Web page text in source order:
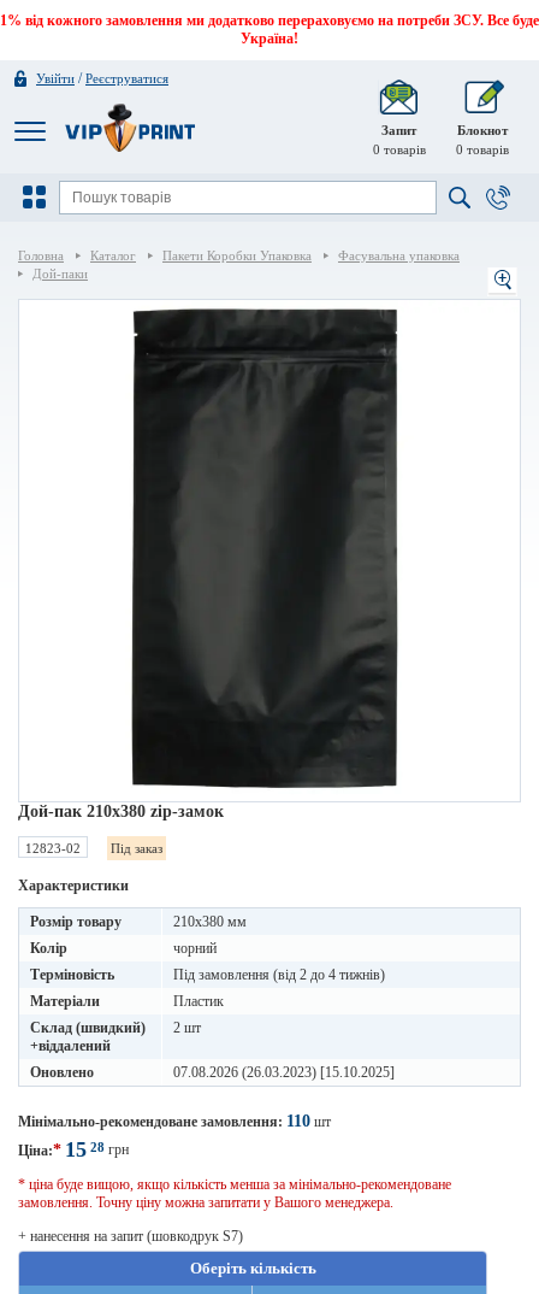
1% від кожного замовлення ми додатково перераховуємо на потреби ЗСУ. Все буде
Україна!
Увійти /Реєструватися
Запит
0 товарів
Блокнот
0 товарів
Головна Каталог Пакети Коробки Упаковка
Фасувальна упаковка
Дой-паки
Дой-пак 210х380 zip-замок
12823-02 Під заказ
Характеристики
Розмір товару
210х380 мм
Колір
чорний
Терміновість
Під замовлення (від 2 до 4 тижнів)
Матеріали
Пластик
Склад (швидкий)
+віддалений
2 шт
Оновлено 07.08.2026 (26.03.2023) [15.10.2025]
Мінімально-рекомендоване замовлення: 110 шт
Ціна:* 15 28 грн
* ціна буде вищою, якщо кількість менша за мінімально-рекомендоване
замовлення. Точну ціну можна запитати у Вашого менеджера.
+ нанесення на запит (шовкодрук S7)
Оберіть кількість